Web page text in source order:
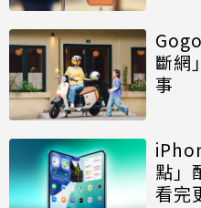
斷網
事
點」
看完